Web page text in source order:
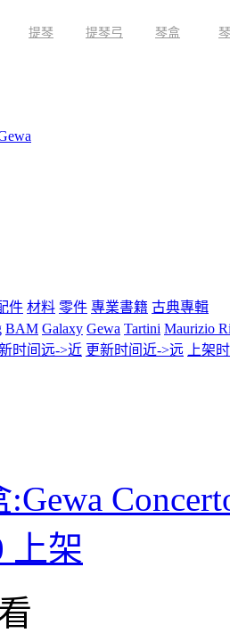
提琴 提琴弓 琴盒
件 材料 零件 專業書籍 古典專輯
BAM Galaxy Gewa Tartini Maurizio
时间远->近 更新时间近->远 上架
上架